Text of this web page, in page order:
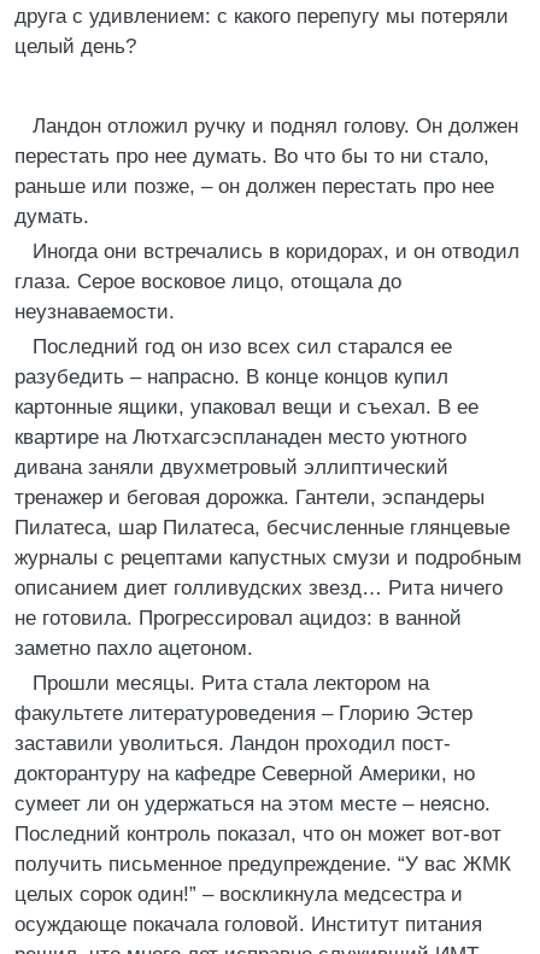
друга с удивлением: с какого перепугу мы потеряли
целый день?
Ландон отложил ручку и поднял голову. Он должен
перестать про нее думать. Во что бы то ни стало,
раньше или позже, – он должен перестать про нее
думать.
Иногда они встречались в коридорах, и он отводил
глаза. Серое восковое лицо, отощала до
неузнаваемости.
Последний год он изо всех сил старался ее
разубедить – напрасно. В конце концов купил
картонные ящики, упаковал вещи и съехал. В ее
квартире на Лютхагсэспланаден место уютного
дивана заняли двухметровый эллиптический
тренажер и беговая дорожка. Гантели, эспандеры
Пилатеса, шар Пилатеса, бесчисленные глянцевые
журналы с рецептами капустных смузи и подробным
описанием диет голливудских звезд… Рита ничего
не готовила. Прогрессировал ацидоз: в ванной
заметно пахло ацетоном.
Прошли месяцы. Рита стала лектором на
факультете литературоведения – Глорию Эстер
заставили уволиться. Ландон проходил пост-
докторантуру на кафедре Северной Америки, но
сумеет ли он удержаться на этом месте – неясно.
Последний контроль показал, что он может вот-вот
получить письменное предупреждение. “У вас ЖМК
целых сорок один!” – воскликнула медсестра и
осуждающе покачала головой. Институт питания